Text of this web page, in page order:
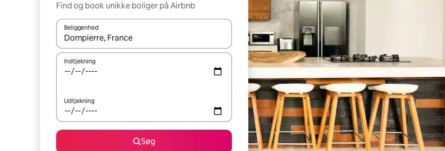
Find og book unikke boliger på Airbnb
Beliggenhed
Når resultaterne er tilgængelige, skal du navigere med piletasterne op og ned eller se mere ved at trykke eller stryge.
Indtjekning
Udtjekning
Søg